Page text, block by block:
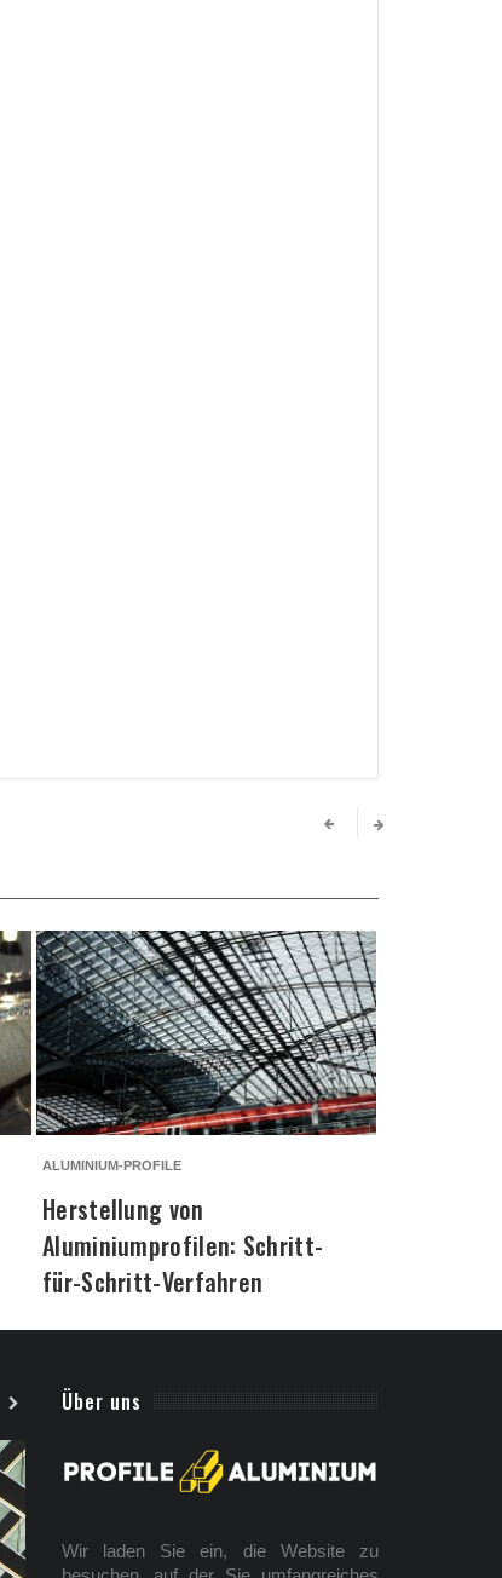
ALUMINIUM-PROFILE
Herstellung von
Aluminiumprofilen: Schritt-
für-Schritt-Verfahren
Über uns
Wir laden Sie ein, die Website zu